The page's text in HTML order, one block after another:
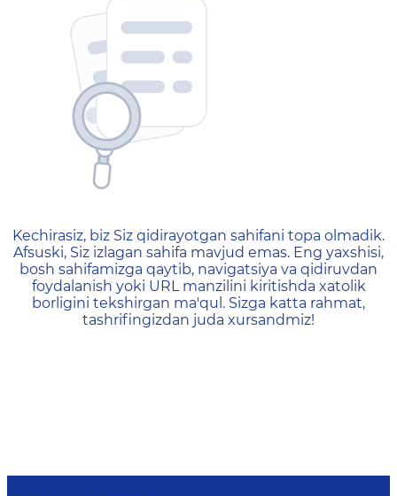
404 — Страница не
Kechirasiz, biz Siz qidirayotgan sahifani topa olmadik.
Afsuski, Siz izlagan sahifa mavjud emas. Eng yaxshisi,
bosh sahifamizga qaytib, navigatsiya va qidiruvdan
foydalanish yoki URL manzilini kiritishda xatolik
borligini tekshirgan ma'qul. Sizga katta rahmat,
tashrifingizdan juda xursandmiz!